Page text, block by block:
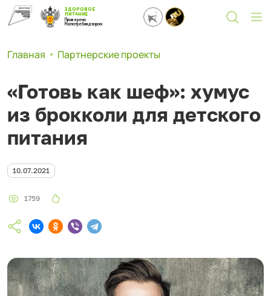
ЗДОРОВОЕ
ПИТАНИЕ
Проверено
Роспотребнадзором
Главная Партнерские проекты
«Готовь как шеф»: хумус
из брокколи для детского
питания
10.07.2021
1759